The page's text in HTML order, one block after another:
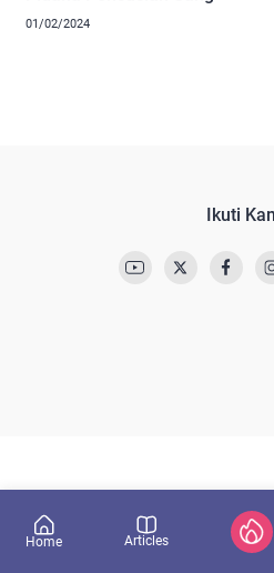
01/02/2024
Ikuti
Home Articles